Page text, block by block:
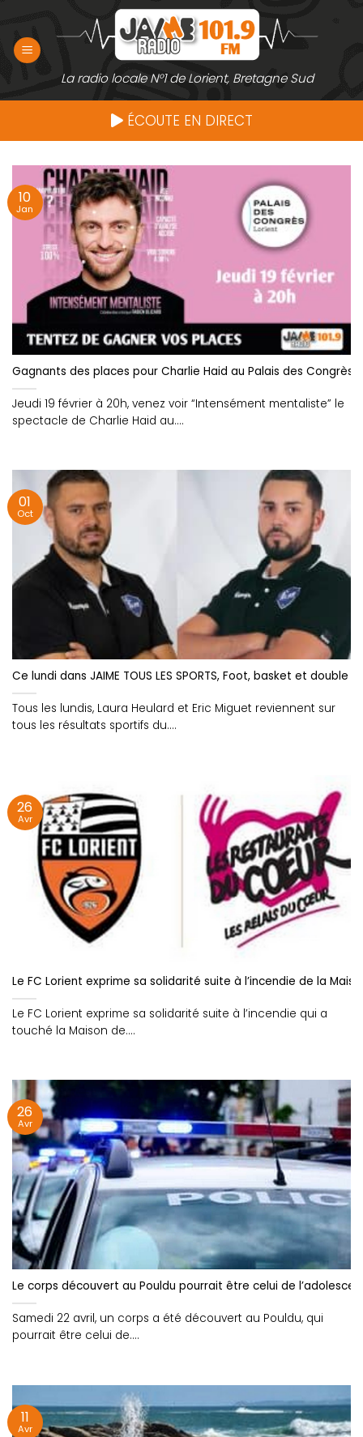
contenu
La radio locale N°1 de Lorient, Bretagne Sud
ÉCOUTE EN DIRECT
Gagnants des places pour Charlie Haid au Palais des Congrès
Jeudi 19 février à 20h, venez voir “Intensément mentaliste” le
spectacle de Charlie Haid au....
10
Jan
Ce lundi dans JAIME TOUS LES SPORTS, Foot, basket et double
Tous les lundis, Laura Heulard et Eric Miguet reviennent sur
tous les résultats sportifs du....
01
Oct
Le FC Lorient exprime sa solidarité suite à l’incendie de la
Le FC Lorient exprime sa solidarité suite à l’incendie qui a
touché la Maison de....
26
Avr
Le corps découvert au Pouldu pourrait être celui de
Samedi 22 avril, un corps a été découvert au Pouldu, qui
pourrait être celui de....
26
Avr
11
Avr